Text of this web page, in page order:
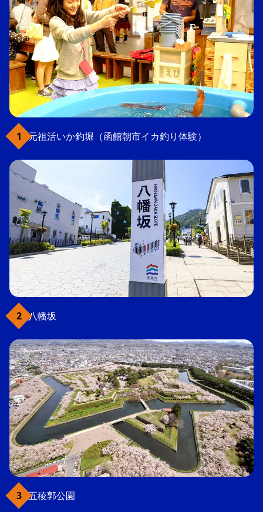
元祖活いか釣堀（函館朝市イカ釣り体験）
八幡坂
五稜郭公園